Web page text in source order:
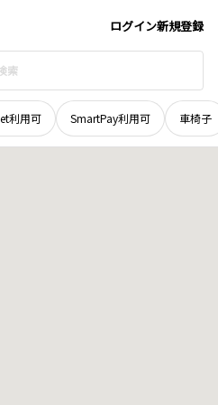
ログイン新規登録
利用可 SmartPay利用可 車椅子